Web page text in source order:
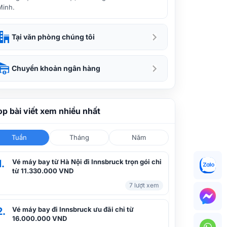
Tại văn phòng chúng tôi
Chuyển khoản ngân hàng
bài viết xem nhiều nhất
Tuần Tháng Năm
Vé máy bay từ Hà Nội đi Innsbruck trọn gói chỉ
từ 11.330.000 VND
7 lượt xem
Vé máy bay đi Innsbruck ưu đãi chỉ từ
16.000.000 VND